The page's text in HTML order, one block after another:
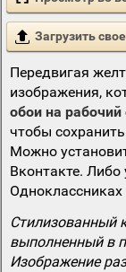
Загрузить
Передвигая
изображения,
обои на рабочий
чтобы
Можно
Вконтакте. Либо
Одноклассниках
Стилизованный
выполненный в
Изображение